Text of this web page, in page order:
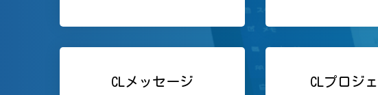
CLメッセージ CLプロジ